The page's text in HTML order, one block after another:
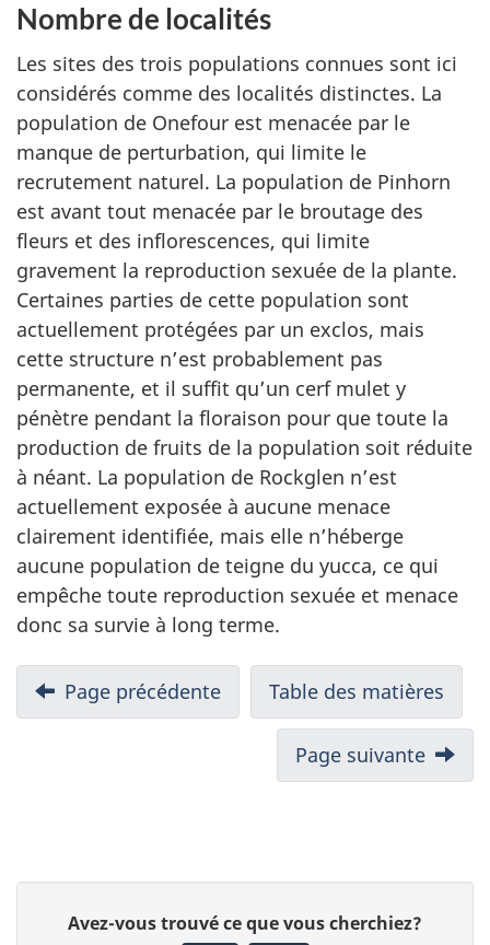
Nombre de localités
Les sites des trois populations connues sont ici
considérés comme des localités distinctes. La
population de Onefour est menacée par le
manque de perturbation, qui limite le
recrutement naturel. La population de Pinhorn
est avant tout menacée par le broutage des
fleurs et des inflorescences, qui limite
gravement la reproduction sexuée de la plante.
Certaines parties de cette population sont
actuellement protégées par un exclos, mais
cette structure n’est probablement pas
permanente, et il suffit qu’un cerf mulet y
pénètre pendant la floraison pour que toute la
production de fruits de la population soit réduite
à néant. La population de Rockglen n’est
actuellement exposée à aucune menace
clairement identifiée, mais elle n’héberge
aucune population de teigne du yucca, ce qui
empêche toute reproduction sexuée et menace
donc sa survie à long terme.
Page précédente Table des matières
Page suivante
Avez-vous trouvé ce que vous cherchiez?